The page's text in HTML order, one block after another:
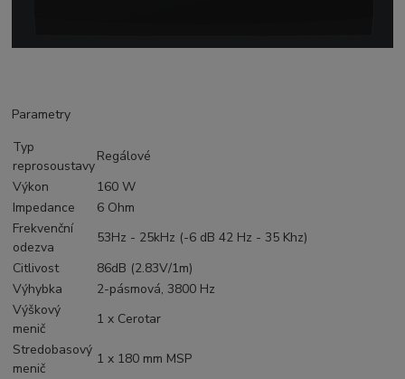
Parametry
Typ
reprosoustavy
Regálové
Výkon
160 W
Impedance
6 Ohm
Frekvenční
odezva
53Hz - 25kHz (-6 dB 42 Hz - 35 Khz)
Citlivost
86dB (2.83V/1m)
Výhybka
2-pásmová, 3800 Hz
Výškový
menič
1 x Cerotar
Stredobasový
menič
1 x 180 mm MSP